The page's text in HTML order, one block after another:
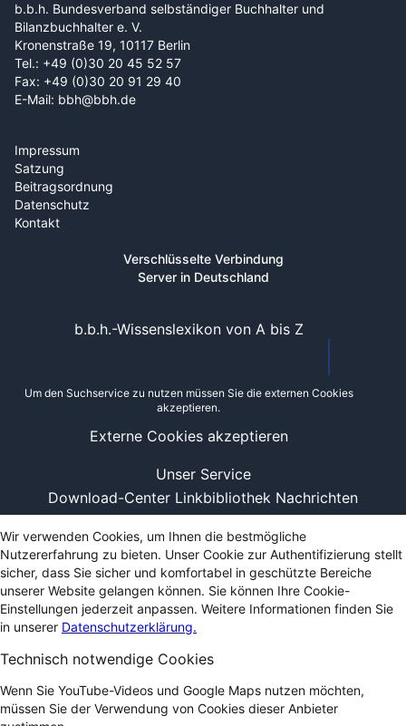
b.b.h. Bundesverband selbständiger Buchhalter und
Bilanzbuchhalter e. V.
Kronenstraße 19, 10117 Berlin
Tel.: +49 (0)30 20 45 52 57
Fax: +49 (0)30 20 91 29 40
E-Mail: bbh@bbh.de
Impressum
Satzung
Beitragsordnung
Datenschutz
Kontakt
Verschlüsselte Verbindung
Server in Deutschland
Unser Service
Download-Center Linkbibliothek Nachrichten
b.b.h.-Wissenslexikon von A bis Z
Um den Suchservice zu nutzen müssen Sie die externen Cookies
akzeptieren.
Externe Cookies akzeptieren
Wir verwenden Cookies, um Ihnen die bestmögliche
Nutzererfahrung zu bieten. Unser Cookie zur Authentifizierung stellt
sicher, dass Sie sicher und komfortabel in geschützte Bereiche
unserer Website gelangen können. Sie können Ihre Cookie-
Einstellungen jederzeit anpassen. Weitere Informationen finden Sie
in unserer Datenschutzerklärung.
Technisch notwendige Cookies
Wenn Sie YouTube-Videos und Google Maps nutzen möchten,
müssen Sie der Verwendung von Cookies dieser Anbieter